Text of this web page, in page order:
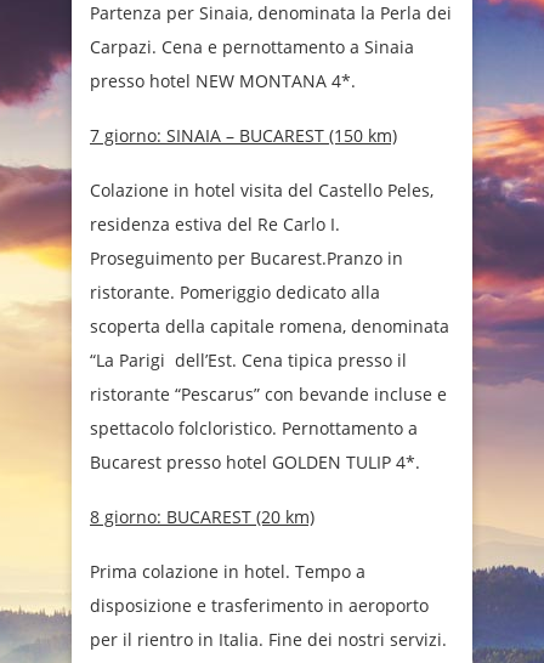
Partenza per Sinaia, denominata la Perla dei
Carpazi. Cena e pernottamento a Sinaia
presso hotel NEW MONTANA 4*.
7 giorno: SINAIA – BUCAREST (150 km)
Colazione in hotel visita del Castello Peles,
residenza estiva del Re Carlo I.
Proseguimento per Bucarest.Pranzo in
ristorante. Pomeriggio dedicato alla
scoperta della capitale romena, denominata
“La Parigi dell’Est. Cena tipica presso il
ristorante “Pescarus” con bevande incluse e
spettacolo folcloristico. Pernottamento a
Bucarest presso hotel GOLDEN TULIP 4*.
8 giorno: BUCAREST (20 km)
Prima colazione in hotel. Tempo a
disposizione e trasferimento in aeroporto
per il rientro in Italia. Fine dei nostri servizi.